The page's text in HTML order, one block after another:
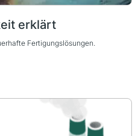
erklärt
Fertigungslösungen.